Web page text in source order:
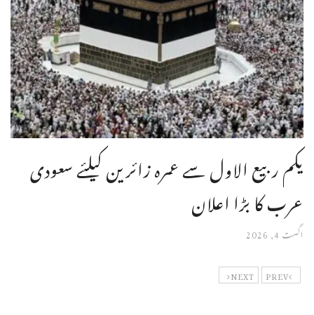
یکم ربیع الاول سے عمرہ زائرین کیلئے سعودی
عرب کا بڑا اعلان
اگست 4, 2026
PREV
NEXT